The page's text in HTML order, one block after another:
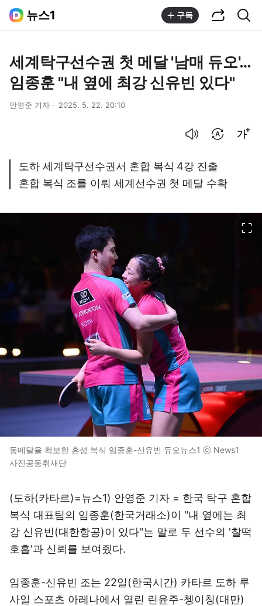
뉴스1 구독
세계탁구선수권 첫 메달 '남매 듀오'…
임종훈 "내 옆에 최강 신유빈 있다"
안영준 기자 2025. 5. 22. 20:10
도하 세계탁구선수권서 혼합 복식 4강 진출
혼합 복식 조를 이뤄 세계선수권 첫 메달 수확
동메달을 확보한 혼성 복식 임종훈-신유빈 듀오뉴스1 ⓒ News1
사진공동취재단
(도하(카타르)=뉴스1) 안영준 기자 = 한국 탁구 혼합
복식 대표팀의 임종훈(한국거래소)이 "내 옆에는 최
강 신유빈(대한항공)이 있다"는 말로 두 선수의 '찰떡
호흡'과 신뢰를 보여줬다.
임종훈-신유빈 조는 22일(한국시간) 카타르 도하 루
사일 스포츠 아레나에서 열린 린윤주-쳉이칭(대만)